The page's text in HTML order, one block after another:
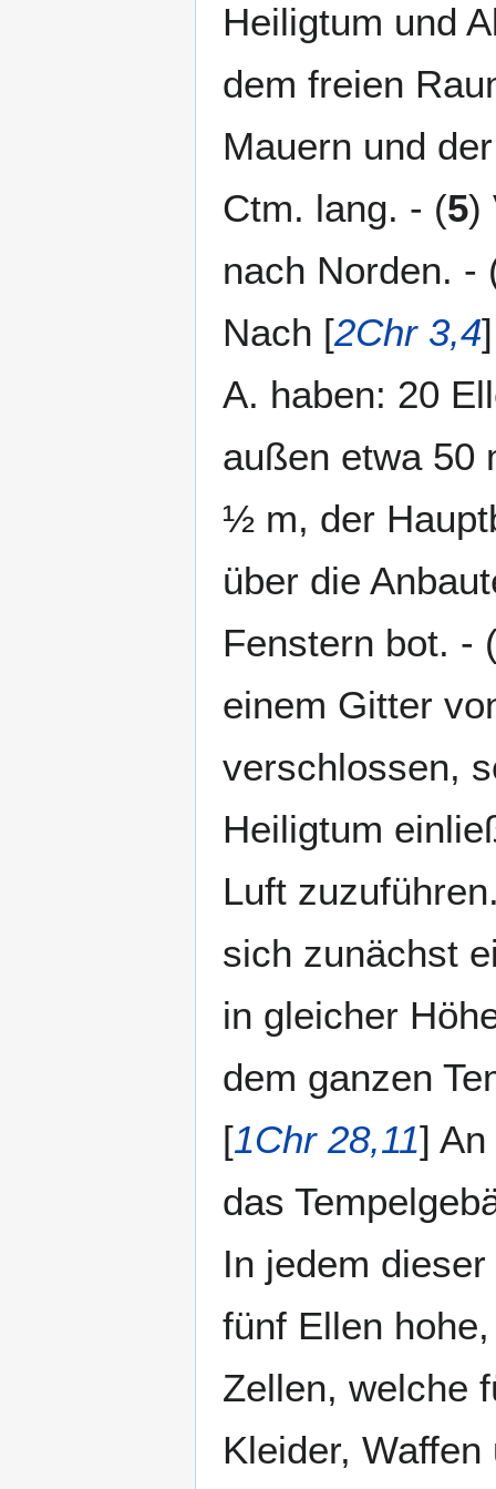
Heiligtum und
dem freien
Mauern und
Ctm. lang. - (5)
nach Norden. -
Nach [2Chr 3,4
A. haben: 20
außen etwa 50
½ m, der
über die
Fenstern bot. -
einem Gitter
verschlossen,
Heiligtum
Luft
sich zunächst
in gleicher
dem ganzen
[1Chr 28,11]
das
In jedem
fünf Ellen
Zellen, welche
Kleider, Waffen